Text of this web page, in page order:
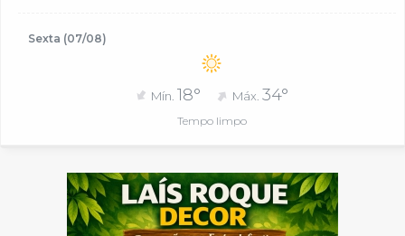
Sexta (07/08)
Mín. 18° Máx. 34°
Tempo limpo